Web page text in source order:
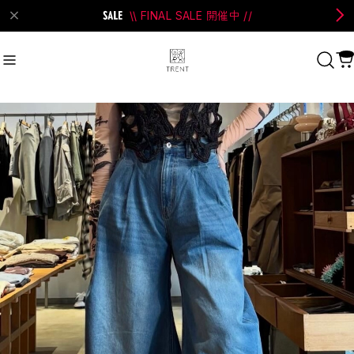
\\ FINAL SALE 開催中 //
Bell #Perks And Mini #PRANK PROJECT
Recommendおすすめキーワード
#SALE #SAN SAN GEAR
#POOLDE
#Andersson Bell
#Perks And Mini
#PRANK PROJECT
Category商品カテゴリ
SALE / セール
LADIES
MENS
New Arrival